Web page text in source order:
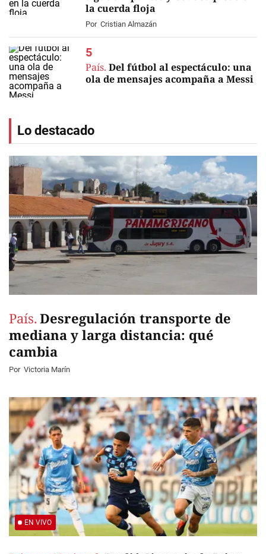
la cuerda floja
Por Cristian Almazán
País. Del fútbol al espectáculo: una
ola de mensajes acompaña a Messi
Lo destacado
País. Desregulación transporte de
mediana y larga distancia: qué
cambia
Por Victoria Marín
EN VIVO